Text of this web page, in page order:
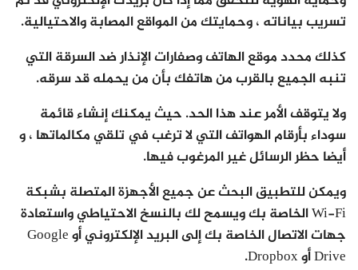
تسريب بياناته ، وحمايتك من المواقع المصابة والاحتيالية.
كذلك محدد موقع الهاتف وصفارات الإنذار ضد السرقة التي
تنبه الجميع بالقرب من هاتفك بأن من يحمله قد سرقه.
ولا يتوقف الأمر عند هذا الحد. حيث يمكنك إنشاء قائمة
سوداء بأرقام الهواتف التي لا ترغب في تلقي مكالماتها ، و
أيضا حظر الرسائل غير المرغوب فيها.
ويمكن للتطبيق البحث عن جميع الأجهزة المتصلة بشبكة
Wi-Fi الخاصة بك ويسمح لك بالنسخ الاحتياطي واستعادة
جهات الاتصال الخاصة بك إلى البريد الإلكتروني أو Google
Drive أو Dropbox.